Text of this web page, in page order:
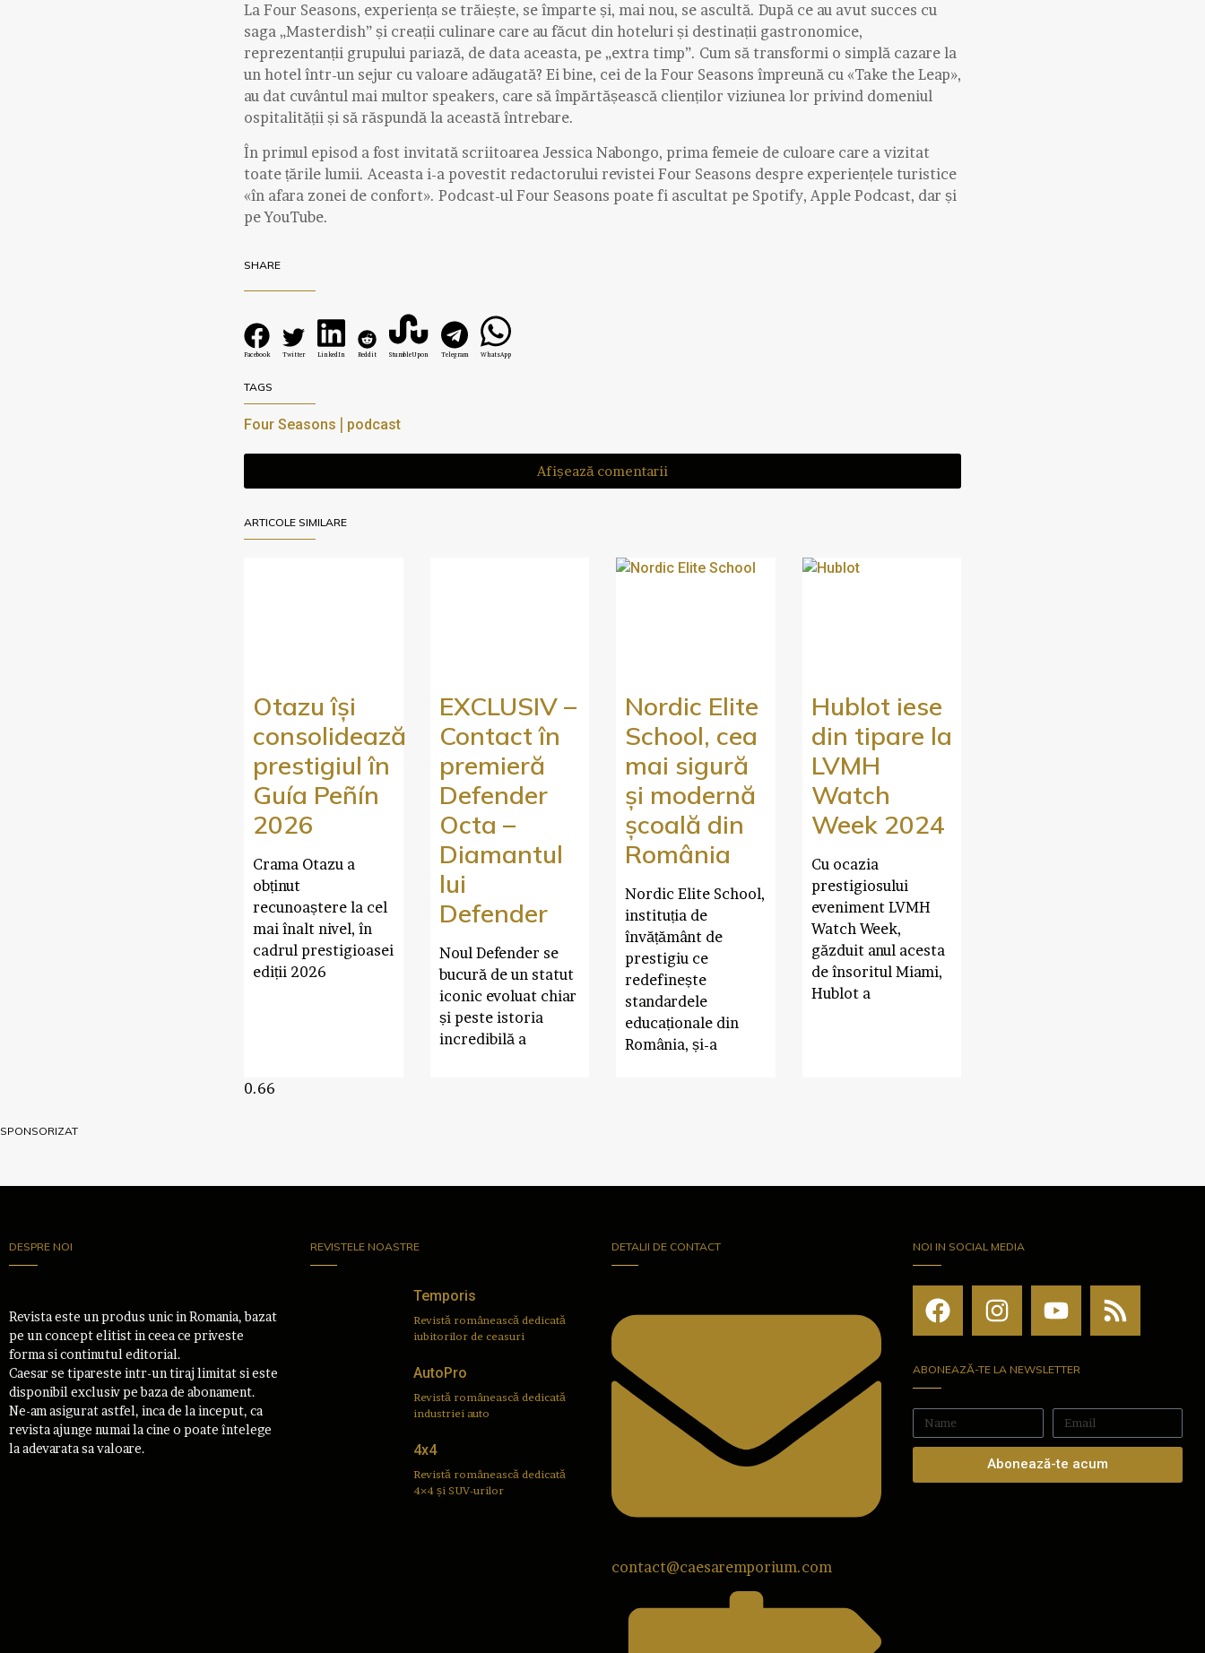
La Four Seasons, experiența se trăiește, se împarte și, mai nou, se ascultă. După ce au avut succes cu
saga „Masterdish” și creații culinare care au făcut din hoteluri și destinații gastronomice,
reprezentanții grupului pariază, de data aceasta, pe „extra timp”. Cum să transformi o simplă cazare la
un hotel într-un sejur cu valoare adăugată? Ei bine, cei de la Four Seasons împreună cu «Take the Leap»,
au dat cuvântul mai multor speakers, care să împărtășească clienților viziunea lor privind domeniul
ospitalității și să răspundă la această întrebare.
În primul episod a fost invitată scriitoarea Jessica Nabongo, prima femeie de culoare care a vizitat
toate țările lumii. Aceasta i-a povestit redactorului revistei Four Seasons despre experiențele turistice
«în afara zonei de confort». Podcast-ul Four Seasons poate fi ascultat pe Spotify, Apple Podcast, dar și
pe YouTube.
SHARE
Facebook Twitter LinkedIn Reddit StumbleUpon Telegram WhatsApp
TAGS
Four Seasons podcast
Afișează comentarii
ARTICOLE SIMILARE
Otazu își
consolidează
prestigiul în
Guía Peñín
2026
Crama Otazu a
obținut
recunoaștere la cel
mai înalt nivel, în
cadrul prestigioasei
ediții 2026
EXCLUSIV –
Contact în
premieră
Defender
Octa –
Diamantul
lui
Defender
Noul Defender se
bucură de un statut
iconic evoluat chiar
și peste istoria
incredibilă a
Nordic Elite
School, cea
mai sigură
și modernă
școală din
România
Nordic Elite School,
instituția de
învățământ de
prestigiu ce
redefinește
standardele
educaționale din
România, și-a
Hublot iese
din tipare la
LVMH
Watch
Week 2024
Cu ocazia
prestigiosului
eveniment LVMH
Watch Week,
găzduit anul acesta
de însoritul Miami,
Hublot a
SPONSORIZAT
DESPRE NOI
Revista este un produs unic in Romania, bazat
pe un concept elitist in ceea ce priveste
forma si continutul editorial.
Caesar se tipareste intr-un tiraj limitat si este
disponibil exclusiv pe baza de abonament.
Ne-am asigurat astfel, inca de la inceput, ca
revista ajunge numai la cine o poate întelege
la adevarata sa valoare.
REVISTELE NOASTRE
Temporis
Revistă românească dedicată
iubitorilor de ceasuri
AutoPro
Revistă românească dedicată
industriei auto
4x4
Revistă românească dedicată
4×4 și SUV-urilor
DETALII DE CONTACT
contact@caesaremporium.com
NOI IN SOCIAL MEDIA
ABONEAZĂ-TE LA NEWSLETTER
Abonează-te acum